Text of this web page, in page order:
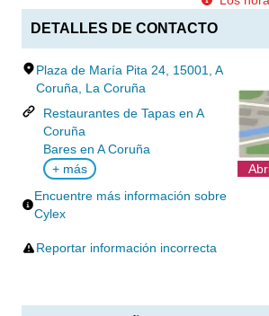
DETALLES DE CONTACTO
Plaza de María Pita 24, 15001, A
Coruña, La Coruña
Restaurantes de Tapas en A
Coruña
Bares en A Coruña
+ más
Encuentre más información sobre
Cylex
Reportar información incorrecta